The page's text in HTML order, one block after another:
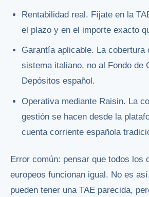
Rentabilidad real. Fíjate en la
el plazo y en el importe exacto
Garantía aplicable. La cobertura
sistema italiano, no al Fondo de
Depósitos español.
Operativa mediante Raisin. La
gestión se hacen desde la
cuenta corriente española
Error común: pensar que todos los
europeos funcionan igual. No es
pueden tener una TAE parecida,